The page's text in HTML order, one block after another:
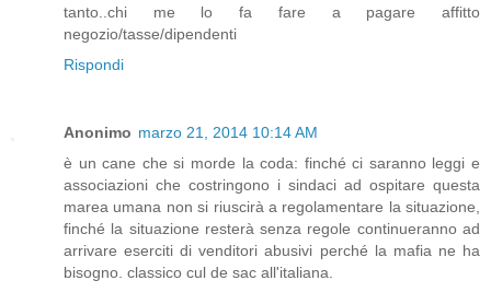
tanto..chi me lo fa fare a pagare affitto
negozio/tasse/dipendenti
Rispondi
Anonimo marzo 21, 2014 10:14 AM
è un cane che si morde la coda: finché ci saranno leggi e
associazioni che costringono i sindaci ad ospitare questa
marea umana non si riuscirà a regolamentare la situazione,
finché la situazione resterà senza regole continueranno ad
arrivare eserciti di venditori abusivi perché la mafia ne ha
bisogno. classico cul de sac all'italiana.